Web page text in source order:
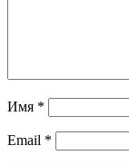
Имя *
Email *